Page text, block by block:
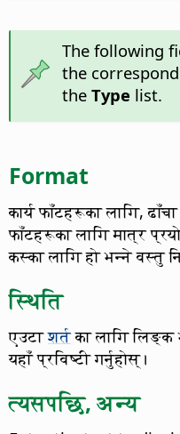
The following
the
the Type list.
Format
कार्य फाँटहरूका लागि,
फाँटहरूका लागि मात्र
कस्का लागि हो भन्ने वस्तु
स्थिति
एउटाशर्तका लागि लिङ्क
यहाँ प्रविष्टी गर्नुहोस्।
त्यसपछि, अन्य